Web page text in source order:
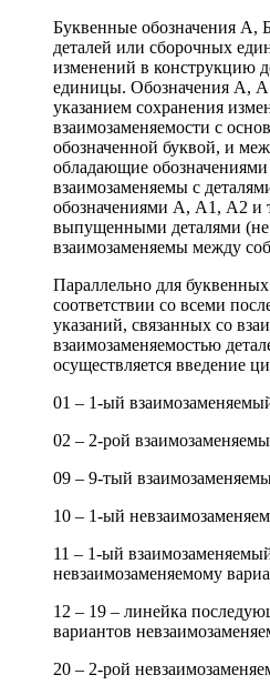
Буквенные обозначения А,
деталей или сборочных
изменений в конструкцию
единицы. Обозначения А,
указанием сохранения
взаимозаменяемости с
обозначенной буквой, и
обладающие
взаимозаменяемы с
обозначениями А, А1, А2 и
выпущенными деталями
взаимозаменяемы между
Параллельно для
соответствии со всеми
указаний, связанных со
взаимозаменяемостью
осуществляется введение
01 – 1-ый
02 – 2-рой
09 – 9-тый
10 – 1-ый
11 – 1-ый
невзаимозаменяемому
12 – 19 – линейка
вариантов
20 – 2-рой